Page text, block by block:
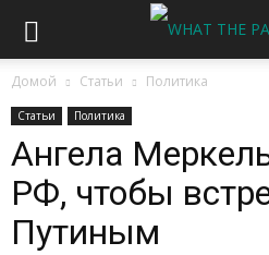
Домой Статьи Политика
Статьи Политика
Ангела
РФ, чтобы
Путиным